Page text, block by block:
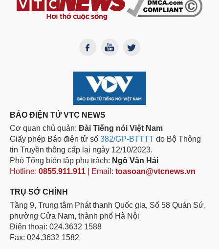
BÁO ĐIỆN TỬ VTC NEWS
Cơ quan chủ quản: Đài Tiếng nói Việt Nam
Giấy phép Báo điện tử số 382/GP-BTTTT do Bộ Thông
tin Truyền thông cấp lại ngày 12/10/2023.
Phó Tổng biên tập phụ trách: Ngô Văn Hải
Hotline: 0855.911.911 | Email: toasoan@vtcnews.vn
TRỤ SỞ CHÍNH
Tầng 9, Trung tâm Phát thanh Quốc gia, Số 58 Quán Sứ,
phường Cửa Nam, thành phố Hà Nội
Điện thoại: 024.3632 1588
Fax: 024.3632 1582